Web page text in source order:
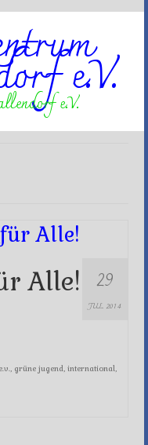
e.V.
29
JUL 2014
Alle!
grüne jugend international